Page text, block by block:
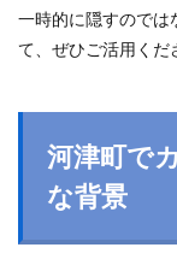
一時的に隠すのでは
て、ぜひご活用くだ
河津町で
な背景